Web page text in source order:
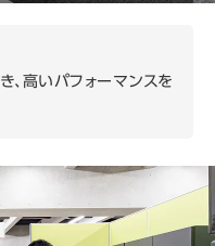
、高いパフォーマンスを